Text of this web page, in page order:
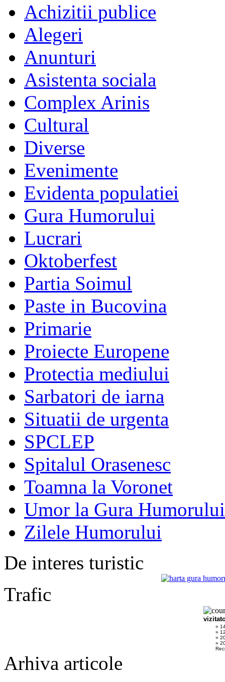
Achizitii publice
Alegeri
Anunturi
Asistenta sociala
Complex Arinis
Cultural
Diverse
Evenimente
Evidenta populatiei
Gura Humorului
Lucrari
Oktoberfest
Partia Soimul
Paste in Bucovina
Primarie
Proiecte Europene
Protectia mediului
Sarbatori de iarna
Situatii de urgenta
SPCLEP
Spitalul Orasenesc
Toamna la Voronet
Umor la Gura Humorului
Zilele Humorului
De interes turistic
Trafic
»
»
»
»
Arhiva articole